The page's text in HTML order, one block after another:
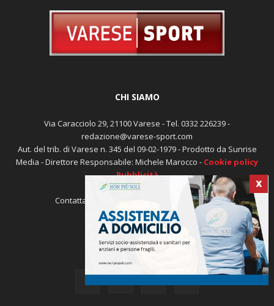
X
CHI SIAMO
Via Caracciolo 29, 21100 Varese - Tel. 0332 226239 -
redazione@varese-sport.com
Aut. del trib. di Varese n. 345 del 09-02-1979 - Prodotto da Sunrise
Media - Direttore Responsabile: Michele Marocco - Cookie policy
Pubblicità
Contattaci: redazione@varese-sport.com
SEGUICI